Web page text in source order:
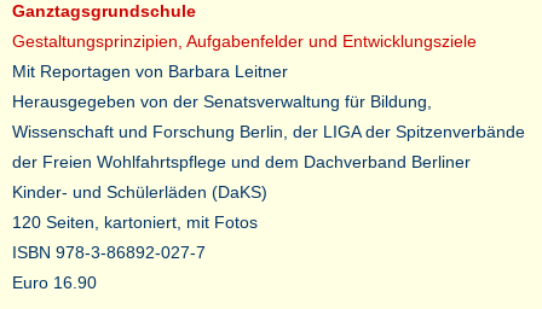
Ganztagsgrundschule
Gestaltungsprinzipien, Aufgabenfelder und Entwicklungsziele
Mit Reportagen von Barbara Leitner
Herausgegeben von der Senatsverwaltung für Bildung,
Wissenschaft und Forschung Berlin, der LIGA der Spitzenverbände
der Freien Wohlfahrtspflege und dem Dachverband Berliner
Kinder- und Schülerläden (DaKS)
120 Seiten, kartoniert, mit Fotos
ISBN 978-3-86892-027-7
Euro 16.90